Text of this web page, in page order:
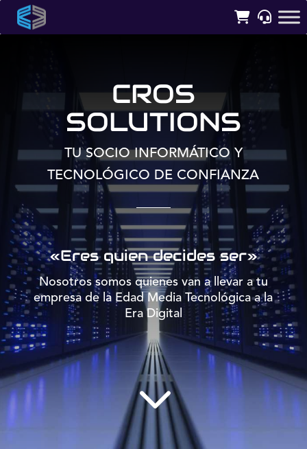
CROS
SOLUTIONS
TU SOCIO INFORMÁTICO Y
TECNOLÓGICO DE CONFIANZA
«Eres quien decides ser»
Nosotros somos quienes van a llevar a tu
empresa de la Edad Media Tecnológica a la
Era Digital
3